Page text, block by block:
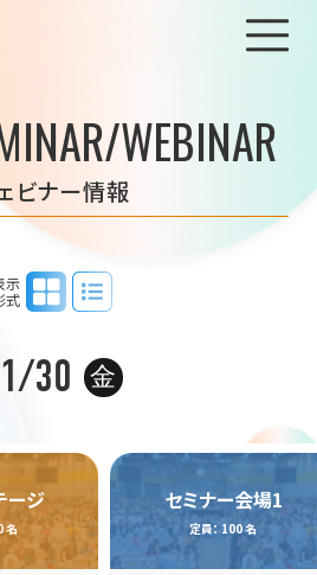
WEBINAR
ビナー情報
示
式
タイムテーブル表示
30 金
ージ
名
セミナー会場1
定員： 100 名